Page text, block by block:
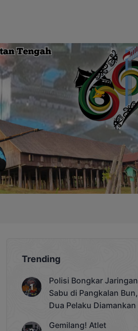
Trending
Polisi Bongkar Jaringan
Sabu di Pangkalan Bun,
Dua Pelaku Diamankan
Gemilang! Atlet